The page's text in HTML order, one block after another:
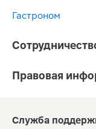
Гастроном
Правовая
Служба